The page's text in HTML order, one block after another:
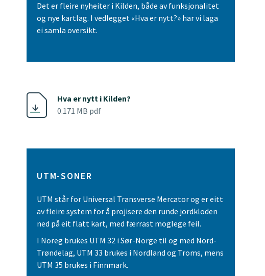
Det er fleire nyheiter i Kilden, både av funksjonalitet
og nye kartlag. I vedlegget «Hva er nytt?» har vi laga
ei samla oversikt.
Hva er nytt i Kilden?
0.171 MB pdf
UTM-SONER
UTM står for Universal Transverse Mercator og er eitt
av fleire system for å projisere den runde jordkloden
ned på eit flatt kart, med færrast moglege feil.
I Noreg brukes UTM 32 i Sør-Norge til og med Nord-
Trøndelag, UTM 33 brukes i Nordland og Troms, mens
UTM 35 brukes i Finnmark.